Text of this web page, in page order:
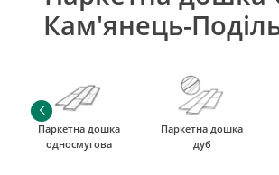
Кам'янець-
Паркетна дошка
односмугова
Паркетна дошка
дуб